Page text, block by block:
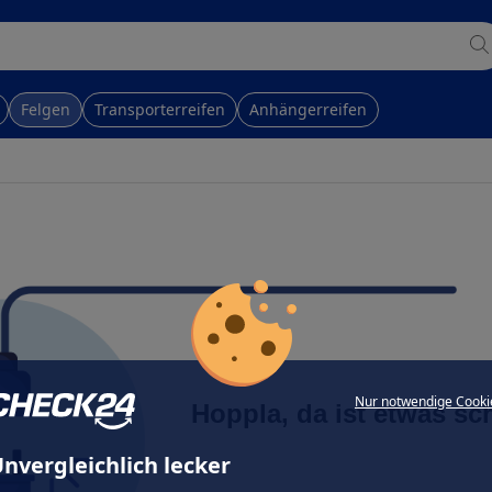
Nur notwendige
lecker
Felgen Transporterreifen Anhängerreifen
Hoppla, da ist etwas